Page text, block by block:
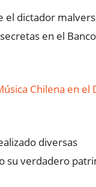
el dictador
en el
Chilena en el
diversas
su verdadero